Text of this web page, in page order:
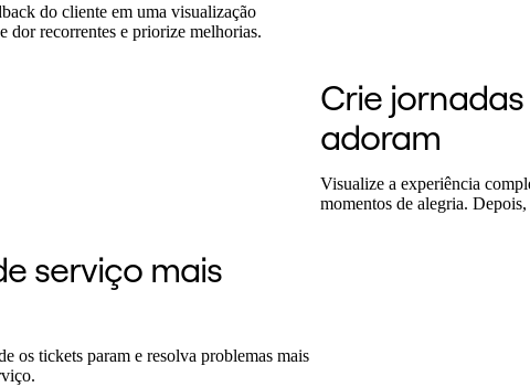
do cliente e serviço
nuvem e software
do cliente em uma visualização
dor recorrentes e priorize melhorias.
Crie
adoram
Visualize a experiência
momentos de alegria.
serviço mais
os tickets param e resolva problemas mais